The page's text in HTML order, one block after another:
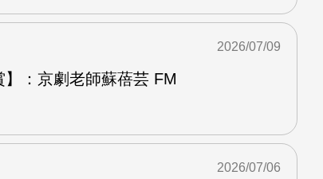
】：京劇老師蘇蓓芸 FM
2026/07/09
2026/07/06